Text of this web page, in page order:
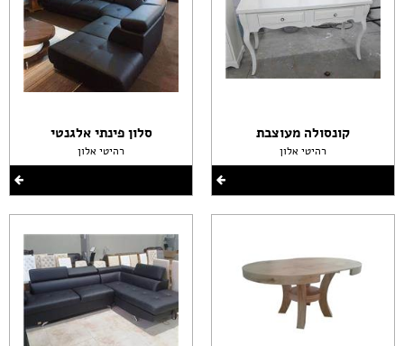
קונסולה מעוצבת
רהיטי אלון
סלון פינתי אלגנטי
רהיטי אלון